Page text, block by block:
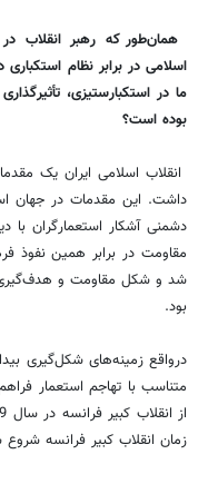
همان‌طور که رهبر انقلاب
اسلامی در برابر نظام
ما در استکبارستیزی،
بوده است؟
انقلاب اسلامی ایران یک
داشت. این مقدمات در جهان
دشمنی آشکار استعمارگران با
مقاومت در برابر همین نفوذ
شد و شکل مقاومت و هدف‌گیری
بود.
درواقع زمینه‌های شکل‌گیری
متناسب با تهاجم استعمار
زمان انقلاب کبیر فرانسه